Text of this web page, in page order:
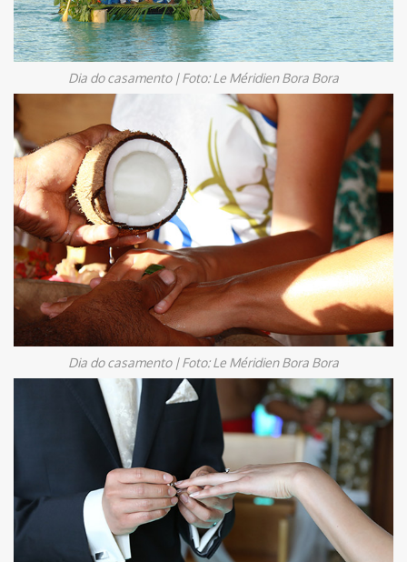
Dia do casamento | Foto: Le Méridien Bora Bora
Dia do casamento | Foto: Le Méridien Bora Bora